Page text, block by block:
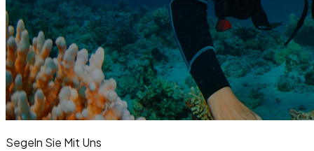
Segeln Sie Mit Uns